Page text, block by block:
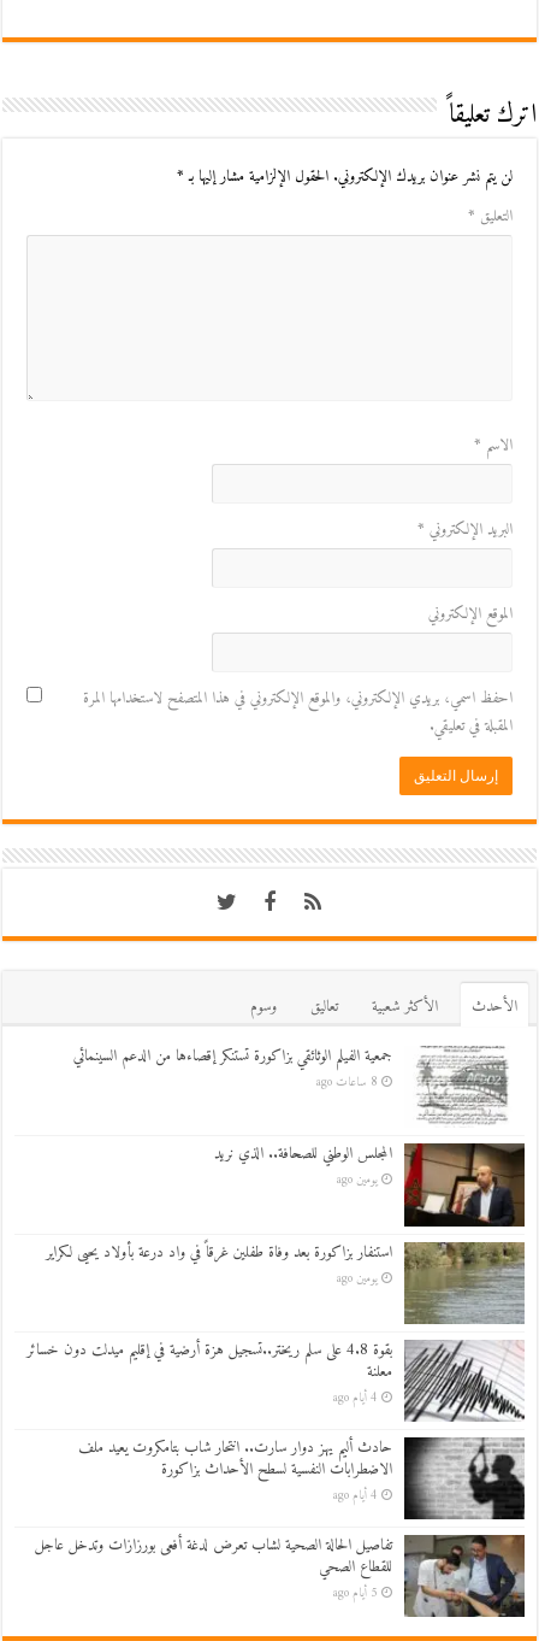
اترك تعليقاً
لن يتم نشر عنوان بريدك الإلكتروني. الحقول الإلزامية مشار إليها بـ*
التعليق *
الاسم *
البريد الإلكتروني *
الموقع الإلكتروني
احفظ اسمي، بريدي الإلكتروني، والموقع الإلكتروني في هذا المتصفح لاستخدامها المرة
المقبلة في تعليقي.
اﻷحدث اﻷكثر شعبية تعاليق
وسوم
جمعية الفيلم الوثائقي بزاكورة تستنكر إقصاءها من الدعم السينمائي
8 ساعات ago
المجلس الوطني للصحافة.. الذي نريد
يومين ago
استنفار بزاكورة بعد وفاة طفلين غرقاً في واد درعة بأولاد يحيى لكراير
يومين ago
بقوة 4.8 على سلم ريختر..تسجيل هزة أرضية في إقليم ميدلت دون خسائر
معلنة
4 أيام ago
حادث أليم يهز دوار سارت.. انتحار شاب بتامكروت يعيد ملف
الاضطرابات النفسية لسطح الأحداث بزاكورة
4 أيام ago
تفاصيل الحالة الصحية لشاب تعرض لدغة أفعى بورزازات وتدخل عاجل
للقطاع الصحي
5 أيام ago